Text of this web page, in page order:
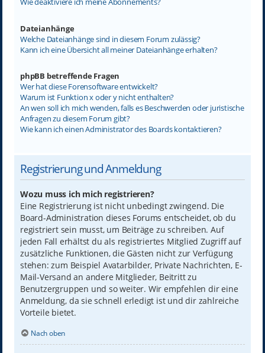
Dateianhänge
Welche Dateianhänge sind in diesem Forum zulässig?
Kann ich eine Übersicht all meiner Dateianhänge erhalten?
phpBB betreffende Fragen
Wer hat diese Forensoftware entwickelt?
Warum ist Funktion x oder y nicht enthalten?
An wen soll ich mich wenden, falls es Beschwerden oder juristische
Anfragen zu diesem Forum gibt?
Wie kann ich einen Administrator des Boards kontaktieren?
Registrierung und Anmeldung
Wozu muss ich mich registrieren?
Eine Registrierung ist nicht unbedingt zwingend. Die
Board-Administration dieses Forums entscheidet, ob du
registriert sein musst, um Beiträge zu schreiben. Auf
jeden Fall erhältst du als registriertes Mitglied Zugriff auf
zusätzliche Funktionen, die Gästen nicht zur Verfügung
stehen: zum Beispiel Avatarbilder, Private Nachrichten, E-
Mail-Versand an andere Mitglieder, Beitritt zu
Benutzergruppen und so weiter. Wir empfehlen dir eine
Anmeldung, da sie schnell erledigt ist und dir zahlreiche
Vorteile bietet.
Nach oben